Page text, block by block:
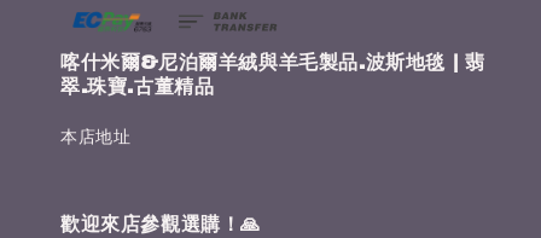
喀什米爾&尼泊爾羊絨與羊毛製品.波斯地毯 | 翡
翠.珠寶.古董精品
本店地址
歡迎來店參觀選購！🙏